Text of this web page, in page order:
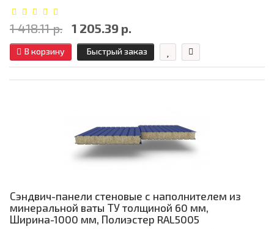
1 418.11 р. 1 205.39 р.
В корзину Быстрый заказ
Сэндвич-панели стеновые с наполнителем из
минеральной ваты ТУ толщиной 60 мм,
Ширина-1000 мм, Полиэстер RAL5005